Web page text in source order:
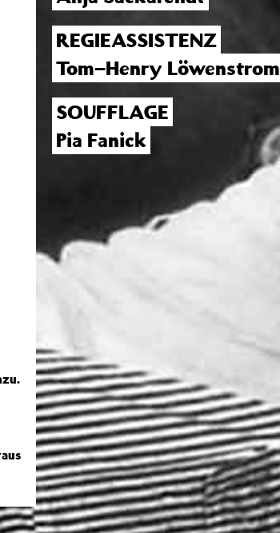
REGIEASSISTENZ
Tom–Henry Löwenstrom
SOUFFLAGE
Pia Fanick